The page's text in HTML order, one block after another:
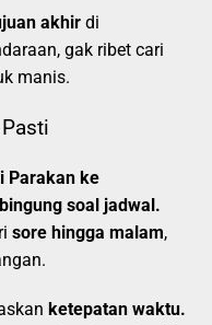
akhir di
gak ribet cari
manis.
Parakan ke
soal jadwal.
sore hingga malam,
ketepatan waktu.